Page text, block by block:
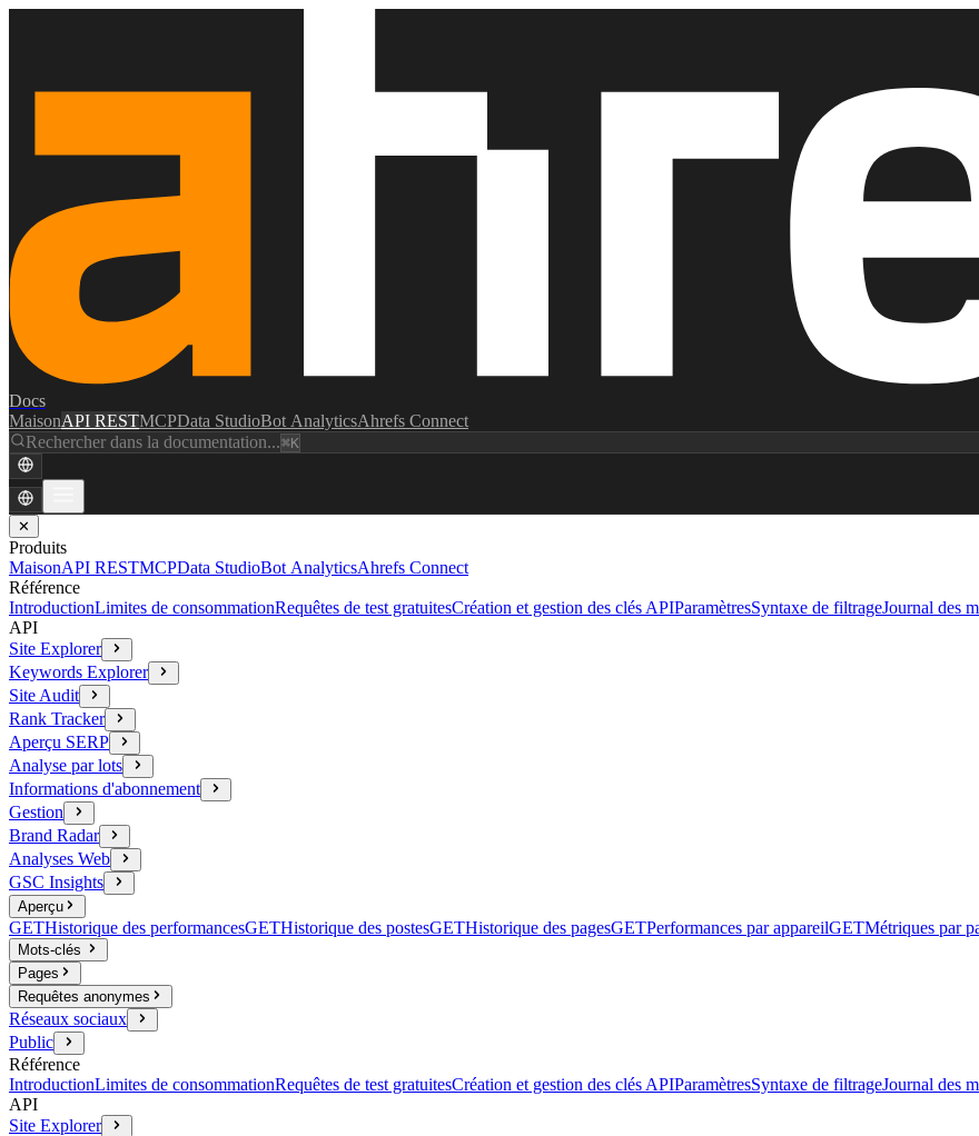
Docs
MaisonAPI RESTMCPData StudioBot AnalyticsAhrefs Connect
Rechercher dans la documentation...⌘K
✕
Produits
MaisonAPI RESTMCPData StudioBot AnalyticsAhrefs Connect
Référence
IntroductionLimites de consommationRequêtes de test gratuitesCréation et gestion des clés APIParamètresSyntaxe de filtrageJournal des
API
Site Explorer
Keywords Explorer
Site Audit
Rank Tracker
Aperçu SERP
Analyse par lots
Informations d'abonnement
Gestion
Brand Radar
Analyses Web
GSC Insights
Aperçu
GETHistorique des performancesGETHistorique des postesGETHistorique des pagesGETPerformances par appareilGETMétriques par
Mots-clés
Pages
Requêtes anonymes
Réseaux sociaux
Public
Référence
IntroductionLimites de consommationRequêtes de test gratuitesCréation et gestion des clés APIParamètresSyntaxe de filtrageJournal des
API
Site Explorer